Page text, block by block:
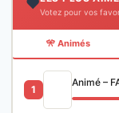
❤️Votez pour vos
🎌 Animés
1
Animé –